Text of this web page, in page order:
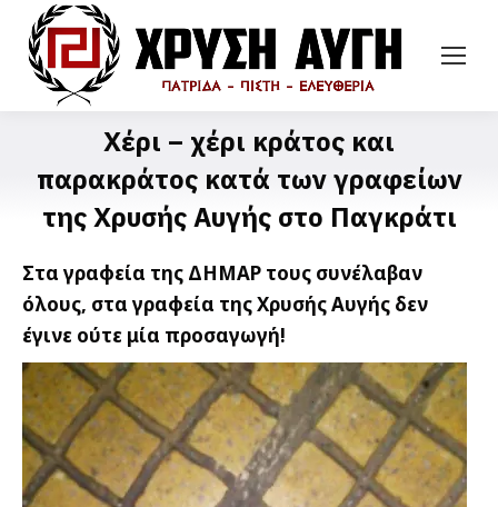
Χέρι – χέρι κράτος και
παρακράτος κατά των γραφείων
της Χρυσής Αυγής στο Παγκράτι
Στα γραφεία της ΔΗΜΑΡ τους συνέλαβαν
όλους, στα γραφεία της Χρυσής Αυγής δεν
έγινε ούτε μία προσαγωγή!